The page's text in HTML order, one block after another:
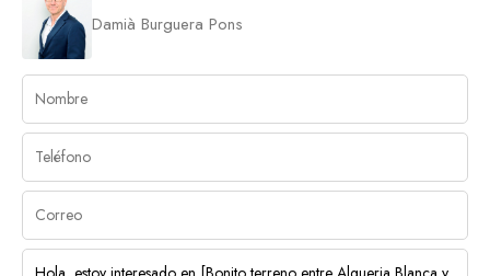
Damià Burguera Pons